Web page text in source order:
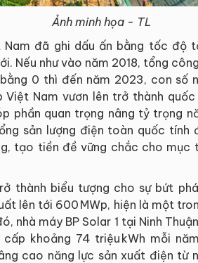
Ảnh minh họa - TL
Nam đã ghi dấu ấn bằng tốc độ
Nếu như vào năm 2018, tổng
0 thì đến năm 2023, con số
Việt Nam vươn lên trở thành
phần quan trọng nâng tỷ trọng
sản lượng điện toàn quốc
tạo tiền đề vững chắc cho mục
thành biểu tượng cho sự bứt
lên tới 600 MWp, hiện là một
nhà máy BP Solar 1 tại Ninh
khoảng 74 triệu kWh mỗi
cao năng lực sản xuất điện từ